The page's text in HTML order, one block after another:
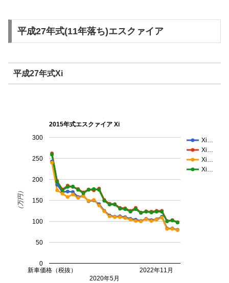
平成27年式(11年落ち)エスクァイア
平成27年式Xi
2015年式エスクァイア Xi
Xi…
Xi…
Xi…
Xi…
新車価格（税抜）
2020年5月
2022年11月
0
50
100
150
200
250
300
（万円）